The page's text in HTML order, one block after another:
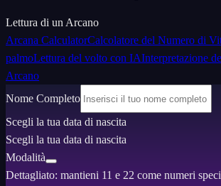
Lettura di un Arcano
Arcana CalculatorCalcolatore del Numero di
palmoLettura del volto con IAInterpretazione
Arcano
Nome Completo
Scegli la tua data di nascita
Scegli la tua data di nascita
Modalità
Dettagliato: mantieni 11 e 22 come numeri